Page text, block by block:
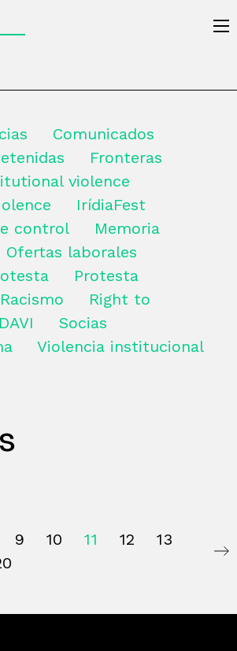
Comunicados
Fronteras
violence
IrídiaFest
control
Memoria
Ofertas laborales
Protesta
Racismo
Right to
Socias
Violencia institucional
9 10 11 12
13